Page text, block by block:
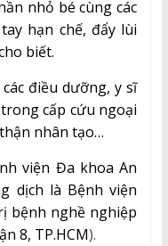
nhỏ bé cùng các
hạn chế, đẩy lùi
biết.
điều dưỡng, y sĩ
cấp cứu ngoại
nhân tạo…
viện Đa khoa An
dịch là Bệnh viện
bệnh nghề nghiệp
8, TP.HCM).